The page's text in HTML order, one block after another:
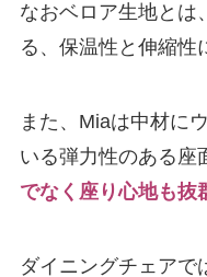
なおベロア生地とは
る、保温性と伸縮性
また、Miaは中材に
いる弾力性のある座
でなく座り心地も抜
ダイニングチェアで